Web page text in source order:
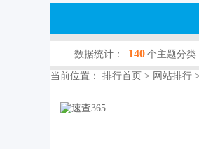
数据统计： 140 个主题分类
当前位置： 排行首页 > 网站排行 >